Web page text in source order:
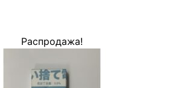
Распродажа!